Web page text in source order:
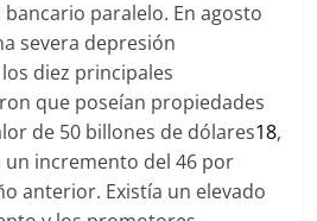
paralelo. En agosto
severa depresión
diez principales
que poseían propiedades
de 50 billones de dólares18,
incremento del 46 por
anterior. Existía un elevado